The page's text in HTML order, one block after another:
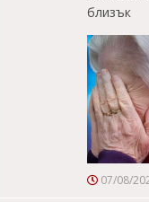
близък
07/08/